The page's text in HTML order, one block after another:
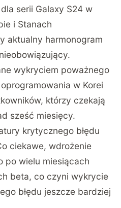
serii Galaxy S24 w
i Stanach
aktualny harmonogram
wykryciem poważnego
w Korei
którzy czekają
sześć miesięcy.
krytycznego błędu
ciekawe, wdrożenie
po wielu miesiącach
beta, co czyni wykrycie
błędu jeszcze bardziej